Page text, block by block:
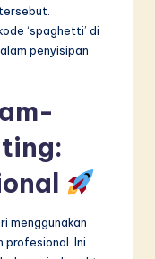
‘spaghetti’ di
penyisipan
menggunakan
profesional. Ini